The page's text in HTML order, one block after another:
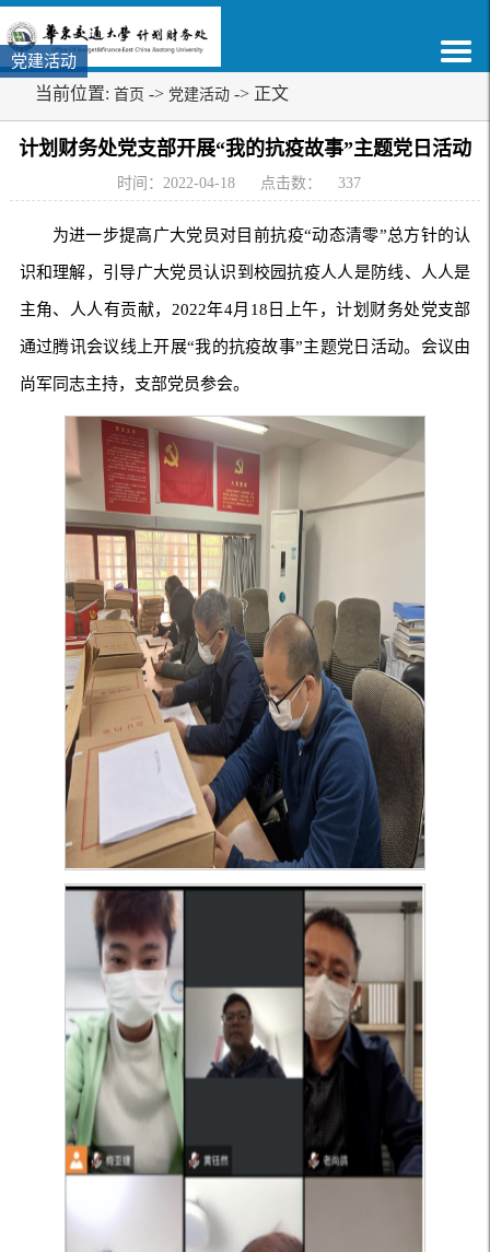
党建活动
当前位置: 首页 -> 党建活动 -> 正文
计划财务处党支部开展“我的抗疫故事”主题党日活动
时间：2022-04-18 点击数： 337
为进一步提高广大党员对目前抗疫“动态清零”总方针的认
识和理解，引导广大党员认识到校园抗疫人人是防线、人人是
主角、人人有贡献，2022年4月18日上午，计划财务处党支部
通过腾讯会议线上开展“我的抗疫故事”主题党日活动。会议由
尚军同志主持，支部党员参会。